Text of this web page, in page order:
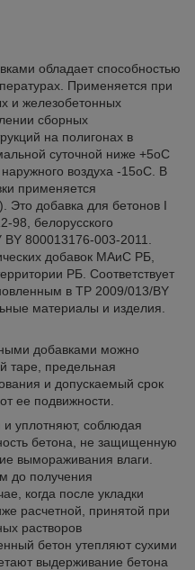
обладает способностью
Применяется при
и железобетонных
сборных
на полигонах в
суточной ниже +5oС
воздуха -15oС. В
применяется
добавка для бетонов I
98, белорусского
ВY 800013176-003-2011.
добавок МАиС РБ,
РБ. Соответствует
в ТР 2009/013/BY
материалы и изделия.
добавками можно
таре, предельная
и допускаемый срок
ее подвижности.
уплотняют, соблюдая
бетона, не защищенную
вымораживания влаги.
до получения
когда после укладки
расчетной, принятой при
растворов
бетон утепляют сухими
выдерживание бетона